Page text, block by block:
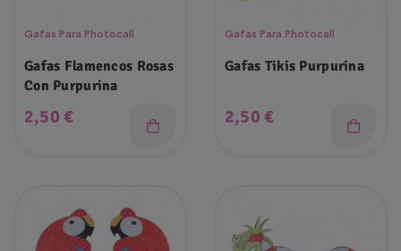
Gafas Para Photocall
Gafas Flamencos Rosas
Con Purpurina
Precio
2,50 €
Gafas Para Photocall
Gafas Tikis Purpurina
Precio
2,50 €